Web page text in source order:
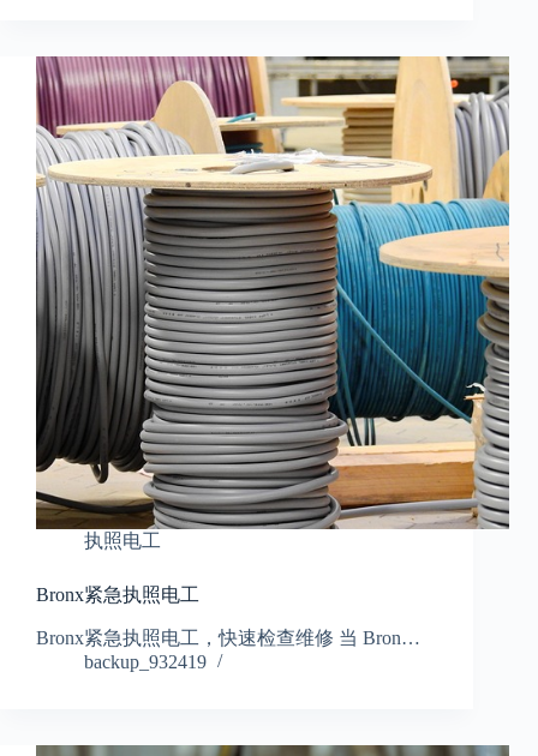
执照电工
Bronx紧急执照电工
Bronx紧急执照电工，快速检查维修 当 Bron…
backup_932419